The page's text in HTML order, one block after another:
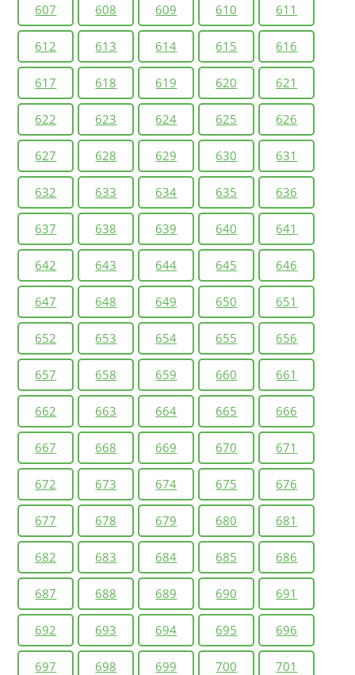
607 608 609 610 611
612 613 614 615 616
617 618 619 620 621
622 623 624 625 626
627 628 629 630 631
632 633 634 635 636
637 638 639 640 641
642 643 644 645 646
647 648 649 650 651
652 653 654 655 656
657 658 659 660 661
662 663 664 665 666
667 668 669 670 671
672 673 674 675 676
677 678 679 680 681
682 683 684 685 686
687 688 689 690 691
692 693 694 695 696
697 698 699 700 701